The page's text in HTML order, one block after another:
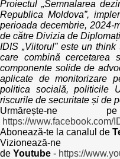
Proiectul „Semnalarea
Republica Moldova”,
perioada decembrie, 2024-
de către Divizia de
IDIS „Viitorul” este un
care combină cercetarea
componente solide de
aplicate de monitorizare
politica socială, politicile
riscurile de securitate și de
Urmărește-
https://www.facebook.com/
Abonează-te la canalul de
de Youtube - https://